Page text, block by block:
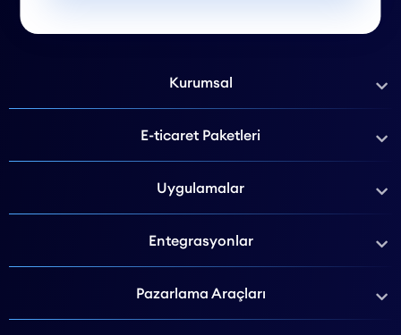
Kurumsal
E-ticaret Paketleri
Uygulamalar
Entegrasyonlar
Pazarlama Araçları